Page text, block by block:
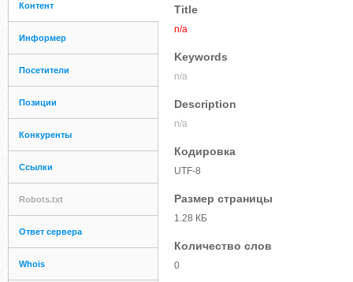
Контент
Информер
Посетители
Позиции
Конкуренты
Ссылки
Robots.txt
Ответ сервера
Whois
Title
n/a
Keywords
n/a
Description
n/a
Кодировка
UTF-8
Размер страницы
1.28 КБ
Количество слов
0